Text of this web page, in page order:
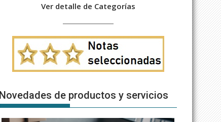
Ver detalle de Categorías
Novedades de productos y servicios